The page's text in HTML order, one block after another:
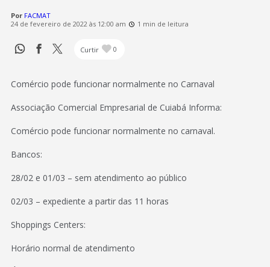
Por FACMAT
24 de fevereiro de 2022 às 12:00 am
1 min de leitura
Curtir 0
Comércio pode funcionar normalmente no Carnaval
Associação Comercial Empresarial de Cuiabá Informa:
Comércio pode funcionar normalmente no carnaval.
Bancos:
28/02 e 01/03 – sem atendimento ao público
02/03 – expediente a partir das 11 horas
Shoppings Centers:
Horário normal de atendimento